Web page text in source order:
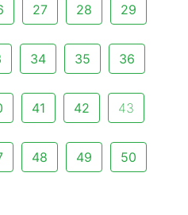
27 28 29
34 35 36
41 42 43
48 49 50